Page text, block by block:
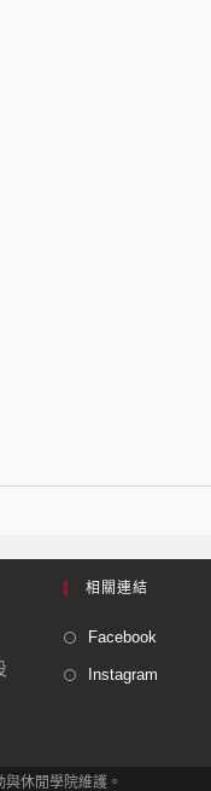
相關連結
Facebook
Instagram
休閒學院維護。